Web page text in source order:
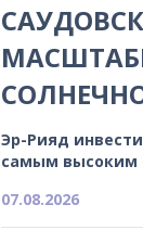
Эр-Рияд
самым высоким
07.08.2026